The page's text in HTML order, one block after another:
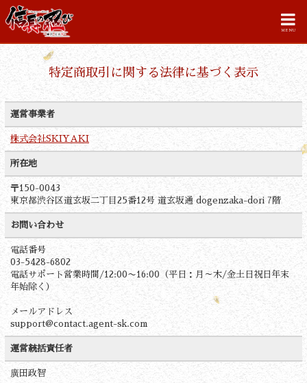
MENU
特定商取引に関する法律に基づく表示
運営事業者
株式会社SKIYAKI
所在地
〒150-0043
東京都渋谷区道玄坂二丁目25番12号 道玄坂通 dogenzaka-dori 7階
お問い合わせ
電話番号
03-5428-6802
電話サポート営業時間/12:00〜16:00（平日：月～木/金土日祝日年末
年始除く）
メールアドレス
support@contact.agent-sk.com
運営統括責任者
廣田政智